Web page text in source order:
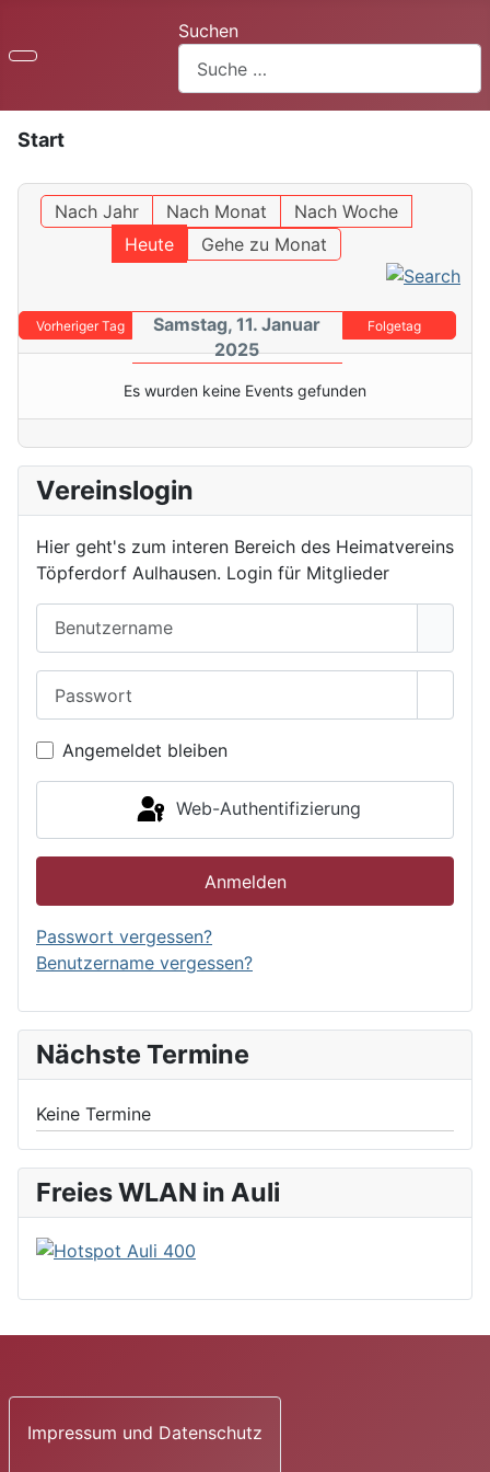
Suchen
Start
Nach Jahr Nach Monat
Nach Woche
Heute
Gehe zu Monat
Vorheriger Tag
Samstag, 11. Januar
2025
Folgetag
Es wurden keine Events gefunden
Vereinslogin
Hier geht's zum interen Bereich des Heimatvereins
Töpferdorf Aulhausen. Login für Mitglieder
Angemeldet bleiben
Web-Authentifizierung
Anmelden
Passwort vergessen?
Benutzername vergessen?
Nächste Termine
Keine Termine
Freies WLAN in Auli
Impressum und Datenschutz